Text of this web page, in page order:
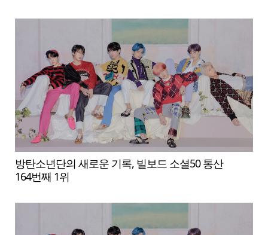
방탄소년단의 새로운 기록, 빌보드 소셜50 통산
164번째 1위